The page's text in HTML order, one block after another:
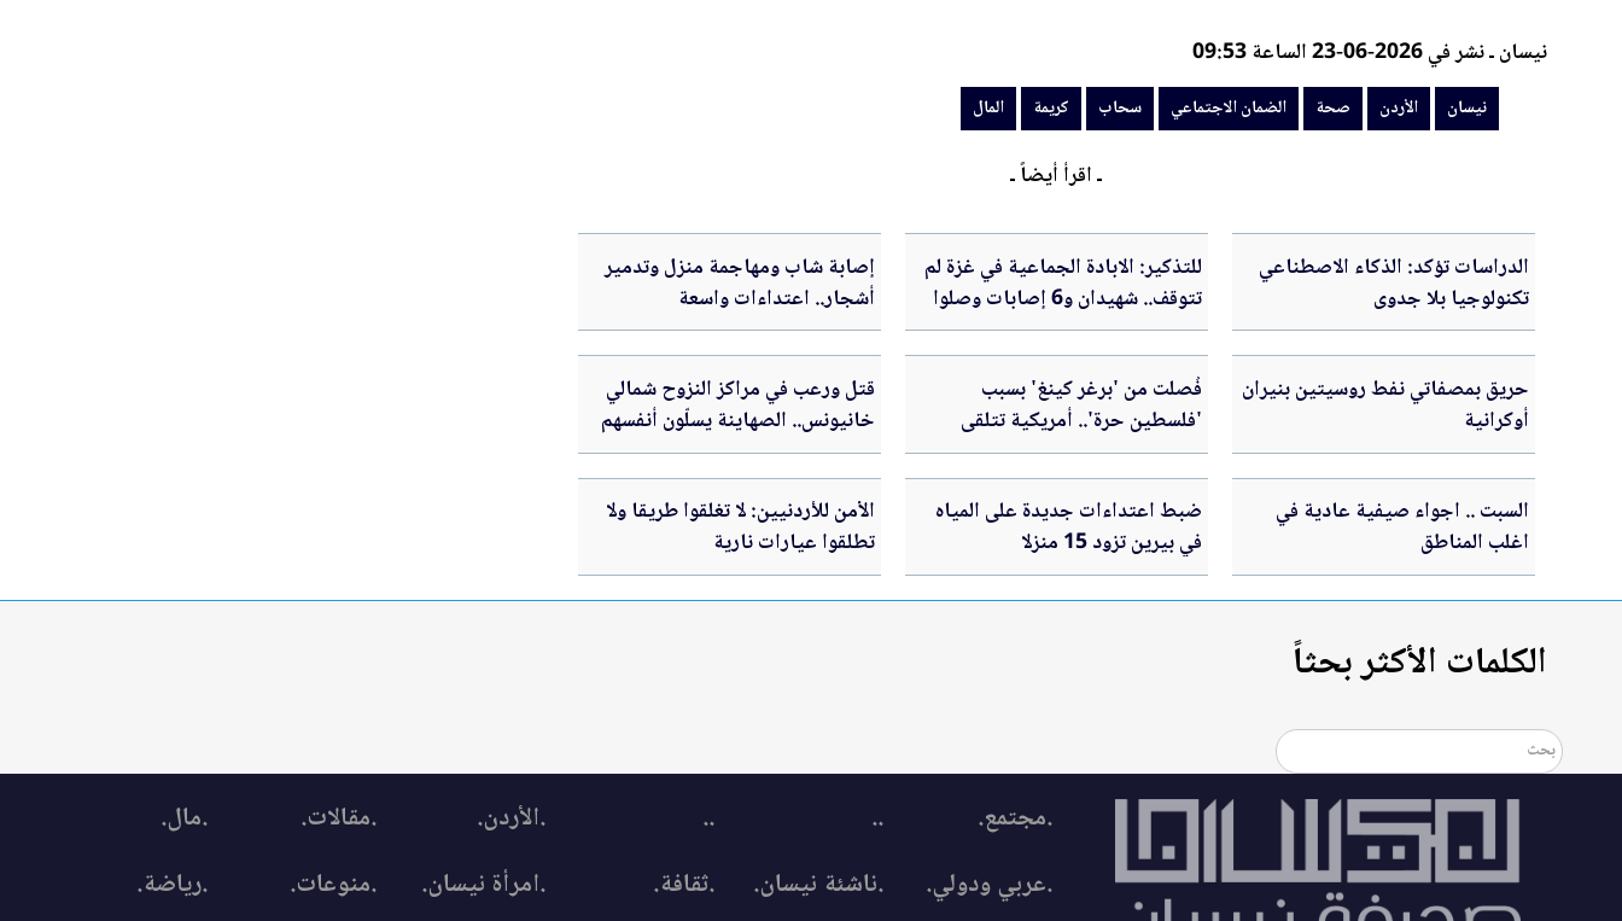
نيسان ـ نشر في 2026-06-23 الساعة 09:53
نيسان الأردن صحة الضمان الاجتماعي سحاب كريمة المال
ـ اقرأ أيضاً ـ
الدراسات تؤكد: الذكاء الاصطناعي
تكنولوجيا بلا جدوى
للتذكير: الابادة الجماعية في غزة لم
تتوقف.. شهيدان و6 إصابات وصلوا
مشافي غزة بـ48 ساعة
إصابة شاب ومهاجمة منزل وتدمير
أشجار.. اعتداءات واسعة
للمستوطنين بالضفة والقدس
حريق بمصفاتي نفط روسيتين بنيران
أوكرانية
فُصلت من 'برغر كينغ' بسبب
'فلسطين حرة'.. أمريكية تتلقى
تبرعات بربع مليون$
قتل ورعب في مراكز النزوح شمالي
خانيونس.. الصهاينة يسلّون أنفسهم
في لعبة قتل الاطفال والنساء في غزة
السبت .. اجواء صيفية عادية في
اغلب المناطق
ضبط اعتداءات جديدة على المياه
في بيرين تزود 15 منزلا
الأمن للأردنيين: لا تغلقوا طريقا ولا
تطلقوا عيارات نارية
الكلمات الأكثر بحثاً
.مجتمع. ..
.. .الأردن. .مقالات.
.مال.
.عربي ودولي.
.ناشئة نيسان. .ثقافة. .امرأة نيسان. .منوعات. .رياضة.